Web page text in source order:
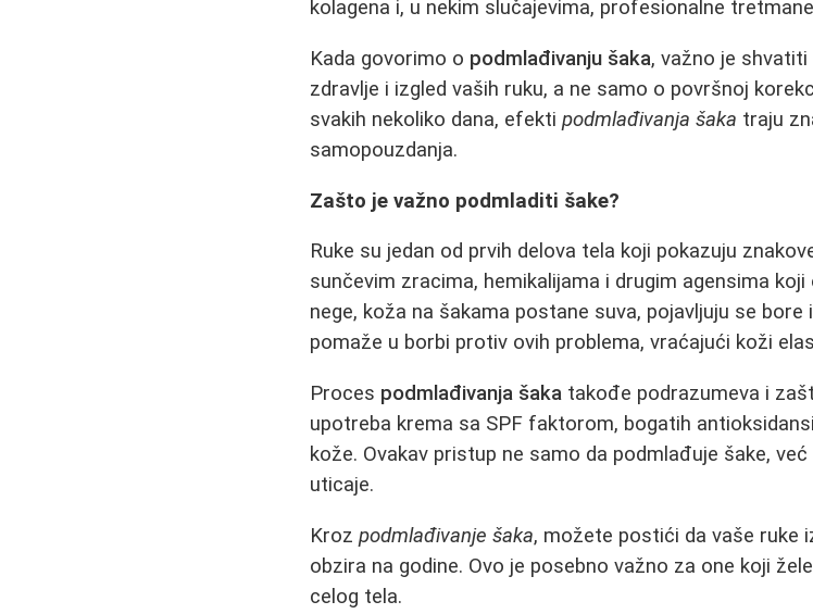
kolagena i, u nekim slučajevima, profesionalne
Kada govorimo o podmlađivanju šaka, važno je
zdravlje i izgled vaših ruku, a ne samo o površnoj
svakih nekoliko dana, efektipodmlađivanja šaka traju
samopouzdanja.
Zašto je važno podmladiti šake?
Ruke su jedan od prvih delova tela koji pokazuju
sunčevim zracima, hemikalijama i drugim agensima
nege, koža na šakama postane suva, pojavljuju se bore
pomaže u borbi protiv ovih problema, vraćajući koži
Proces podmlađivanja šaka takođe podrazumeva i
upotreba krema sa SPF faktorom, bogatih
kože. Ovakav pristup ne samo da podmlađuje šake,
uticaje.
Krozpodmlađivanje šaka, možete postići da vaše ruke
obzira na godine. Ovo je posebno važno za one koji
celog tela.